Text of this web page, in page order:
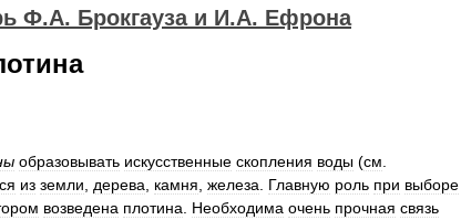
Ф.А. Брокгауза и И.А. Ефрона
образовывать искусственные скопления воды (см
из земли дерева камня железа Главную роль при выборе
возведена плотина Необходима очень прочная связь